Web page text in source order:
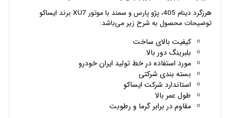
هرزگرد دینام 405، پژو پارس و سمند با موتور XU7 برند ایساکو
توضیحات محصول به شرح زیر می‌باشد:
کیفیت بالای ساخت
بلبرینگ دور بالا
مورد استفاده در خط تولید ایران خودرو
بسته بندی شرکتی
استاندارد شرکت ایساکو
طول عمر بالا
مقاوم در برابر گرما و رطوبت